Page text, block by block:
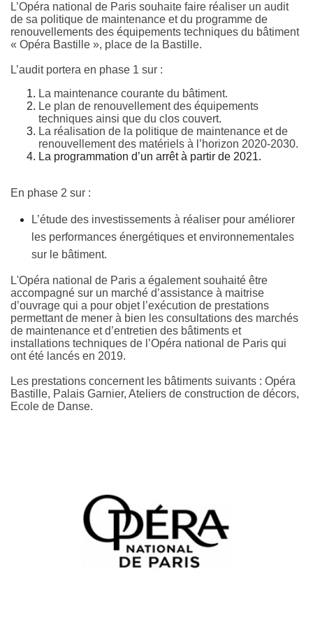
L’Opéra national de Paris souhaite faire réaliser un audit
de sa politique de maintenance et du programme de
renouvellements des équipements techniques du bâtiment
« Opéra Bastille », place de la Bastille.
L’audit portera en phase 1 sur :
La maintenance courante du bâtiment.
Le plan de renouvellement des équipements
techniques ainsi que du clos couvert.
La réalisation de la politique de maintenance et de
renouvellement des matériels à l’horizon 2020-2030.
La programmation d’un arrêt à partir de 2021.
En phase 2 sur :
L’étude des investissements à réaliser pour améliorer
les performances énergétiques et environnementales
sur le bâtiment.
L'Opéra national de Paris a également souhaité être
accompagné sur un marché d’assistance à maitrise
d’ouvrage qui a pour objet l’exécution de prestations
permettant de mener à bien les consultations des marchés
de maintenance et d’entretien des bâtiments et
installations techniques de l’Opéra national de Paris qui
ont été lancés en 2019.
Les prestations concernent les bâtiments suivants : Opéra
Bastille, Palais Garnier, Ateliers de construction de décors,
Ecole de Danse.